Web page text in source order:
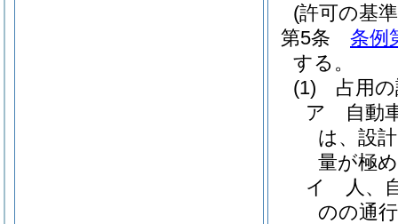
(許可の基
第5条
条例
する。
(1)
占用
ア
自動
は、設
量が極
イ
人、
のの通